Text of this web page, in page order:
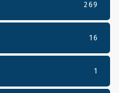
269
16
1